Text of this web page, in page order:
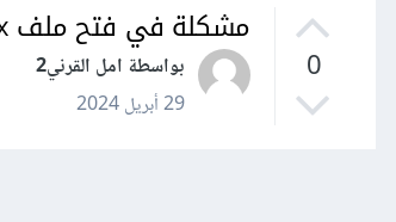
0
مشكلة في فتح ملف vsdx
بواسطة امل القرني2
29 أبريل 2024